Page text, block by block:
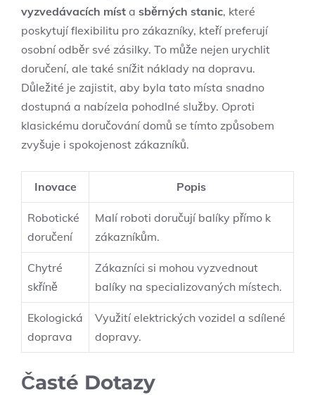
vyzvedávacích míst a sběrných stanic, které
poskytují flexibilitu pro zákazníky, kteří preferují
osobní odběr své zásilky. To může nejen urychlit
doručení, ale také snížit náklady na dopravu.
Důležité je zajistit, aby byla tato místa snadno
dostupná a nabízela pohodlné služby. Oproti
klasickému doručování domů se tímto způsobem
zvyšuje i spokojenost zákazníků.
Inovace Popis
Robotické
doručení
Malí roboti doručují balíky přímo k
zákazníkům.
Chytré
skříně
Zákazníci si mohou vyzvednout
balíky na specializovaných místech.
Ekologická
doprava
Využití elektrických vozidel a sdílené
dopravy.
Časté Dotazy